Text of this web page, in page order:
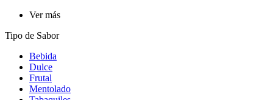
Ver más
Tipo de Sabor​
Bebida
Dulce
Frutal
Mentolado